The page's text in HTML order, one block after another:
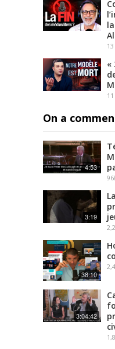
13
«
11
On a
4:53
3:19
38:10
3:04:42